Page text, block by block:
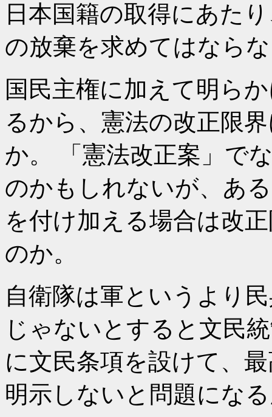
日本国籍の取得にあた
の放棄を求めてはなら
国民主権に加えて明ら
るから、憲法の改正限
か。 「憲法改正案」で
のかもしれないが、あ
を付け加える場合は改
のか。
自衛隊は軍というより
じゃないとすると文民
に文民条項を設けて、
明示しないと問題にな